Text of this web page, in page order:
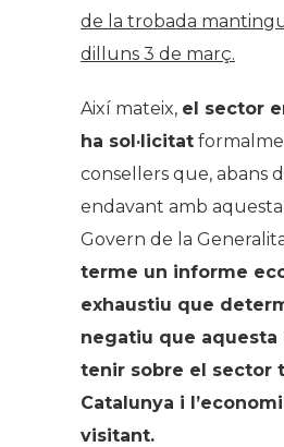
de la trobada
dilluns 3 de març.
Així mateix, el sector
ha sol·licitat
consellers que, abans
endavant amb aquesta
Govern de la
terme un informe
exhaustiu que
negatiu que
tenir sobre el sector
Catalunya i
visitant.